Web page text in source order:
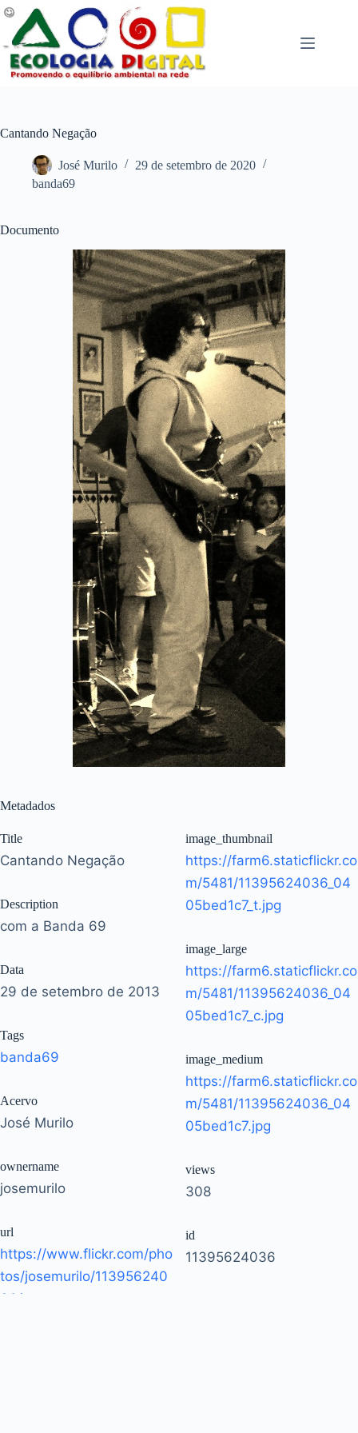
Pular
para
conteúdo
Cantando Negação
José Murilo
29 de setembro de 2020
banda69
Documento
Metadados
Title
Cantando Negação
Description
com a Banda 69
Data
29 de setembro de 2013
Tags
banda69
Acervo
José Murilo
ownername
josemurilo
url
https://www.flickr.com/pho
tos/josemurilo/113956240
36/
image_thumbnail
https://farm6.staticflickr.co
m/5481/11395624036_04
05bed1c7_t.jpg
image_large
https://farm6.staticflickr.co
m/5481/11395624036_04
05bed1c7_c.jpg
image_medium
https://farm6.staticflickr.co
m/5481/11395624036_04
05bed1c7.jpg
views
308
id
11395624036